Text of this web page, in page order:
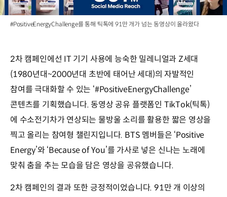
#PositiveEnergyChallenge를 통해 틱톡에 91만 개가 넘는 동영상이 올라왔다
2차 캠페인에선 IT 기기 사용에 능숙한 밀레니얼과 Z세대
(1980년대~2000년대 초반에 태어난 세대)의 자발적인
참여를 극대화할 수 있는 ‘#PositiveEnergyChallenge’
콘텐츠를 기획했습니다. 동영상 공유 플랫폼인 TikTok(틱톡)
에 수소전기차가 연상되는 물방울 소리를 활용한 짧은 영상을
찍고 올리는 참여형 챌린지입니다. BTS 멤버들은 ‘Positive
Energy’와 ‘Because of You’를 가사로 넣은 신나는 노래에
맞춰 춤을 추는 모습을 담은 영상을 공유했습니다.
2차 캠페인의 결과 또한 긍정적이었습니다. 91만 개 이상의